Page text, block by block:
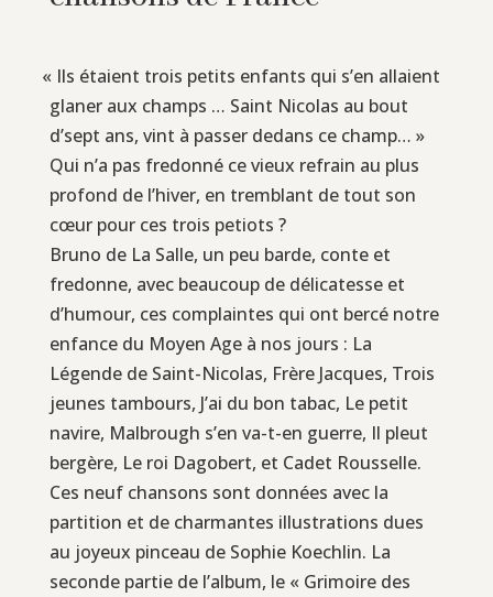
« Ils étaient trois petits enfants qui s’en allaient
glaner aux champs … Saint Nicolas au bout
d’sept ans, vint à passer dedans ce champ… »
Qui n’a pas fredonné ce vieux refrain au plus
profond de l’hiver, en tremblant de tout son
cœur pour ces trois petiots ?
Bruno de La Salle, un peu barde, conte et
fredonne, avec beaucoup de délicatesse et
d’humour, ces complaintes qui ont bercé notre
enfance du Moyen Age à nos jours : La
Légende de Saint-Nicolas, Frère Jacques, Trois
jeunes tambours, J’ai du bon tabac, Le petit
navire, Malbrough s’en va-t-en guerre, Il pleut
bergère, Le roi Dagobert, et Cadet Rousselle.
Ces neuf chansons sont données avec la
partition et de charmantes illustrations dues
au joyeux pinceau de Sophie Koechlin. La
seconde partie de l’album, le « Grimoire des